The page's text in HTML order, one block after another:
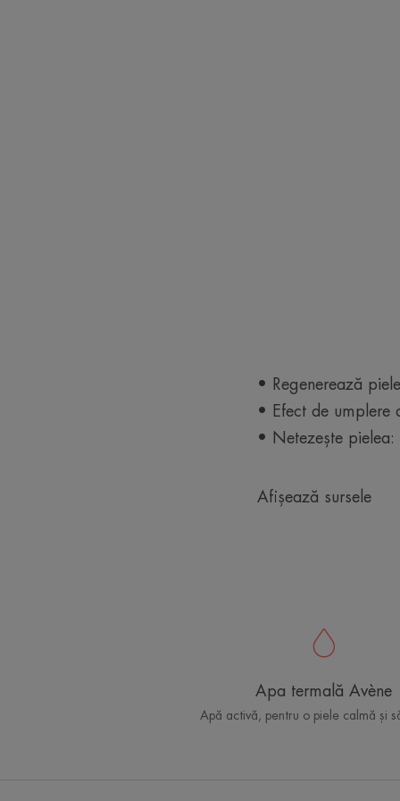
• Regenerează
• Efect de umplere
• Netezește pielea:
Afișează sursele
Apa termală Avène
Apă activă, pentru o piele calmă și